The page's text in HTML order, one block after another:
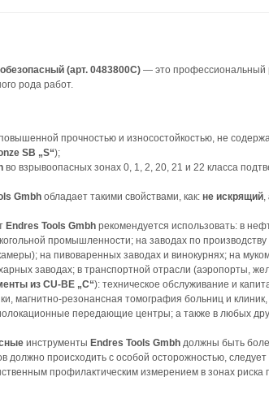
(арт. 0483800C) — это профессиональный
рода работ.
прочностью и износостойкостью, не
SB „S“);
во взрывоопасных зонах 0, 1, 2, 20, 21 и 22 класса
Gmbh обладает такими свойствами, как: не искрящий,
Endres Tools Gmbh рекомендуется использовать: в
промышленности; на заводах по
на пивоваренных заводах и винокурнях; на
заводах; в транспортной отрасли (аэропорты,
из CU-BE „C“): техническое обслуживание и
магнитно-резонансная томография больниц и
передающие центры; а также в любых
инструменты Endres Tools Gmbh должны быть
должно происходить с особой осторожностью,
профилактическим измерением в зонах риска